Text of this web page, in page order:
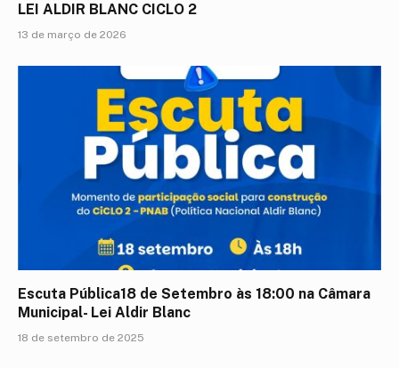
LEI ALDIR BLANC CICLO 2
13 de março de 2026
Escuta Pública18 de Setembro às 18:00 na Câmara
Municipal- Lei Aldir Blanc
18 de setembro de 2025